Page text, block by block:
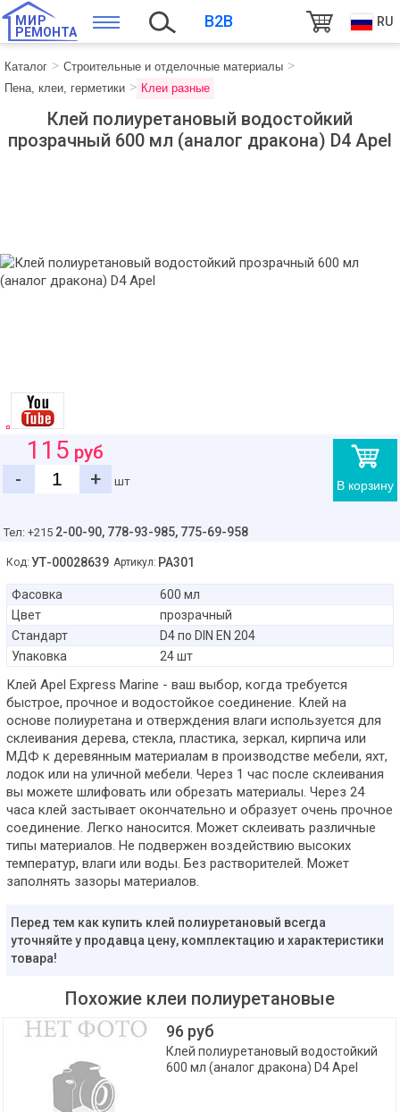
МИР
РЕМОНТА
B2B RU
Каталог
Строительные и отделочные материалы
Пена, клеи, герметики
Клеи разные
Клей полиуретановый водостойкий
прозрачный 600 мл (аналог дракона) D4 Apel
В корзину
115 руб
-
+ шт
Тел: +215 2-00-90, 778-93-985, 775-69-958
Код: УТ-00028639 Артикул: PA301
Фасовка
600 мл
Цвет
прозрачный
Стандарт
D4 по DIN EN 204
Упаковка
24 шт
Клей Apel Express Marine - ваш выбор, когда требуется
быстрое, прочное и водостойкое соединение. Клей на
основе полиуретана и отверждения влаги используется для
склеивания дерева, стекла, пластика, зеркал, кирпича или
МДФ к деревянным материалам в производстве мебели, яхт,
лодок или на уличной мебели. Через 1 час после склеивания
вы можете шлифовать или обрезать материалы. Через 24
часа клей застывает окончательно и образует очень прочное
соединение. Легко наносится. Может склеивать различные
типы материалов. Не подвержен воздействию высоких
температур, влаги или воды. Без растворителей. Может
заполнять зазоры материалов.
Перед тем как купить клей полиуретановый всегда
уточняйте у продавца цену, комплектацию и характеристики
товара!
Похожие клеи полиуретановые
96 руб
Клей полиуретановый водостойкий
600 мл (аналог дракона) D4 Apel